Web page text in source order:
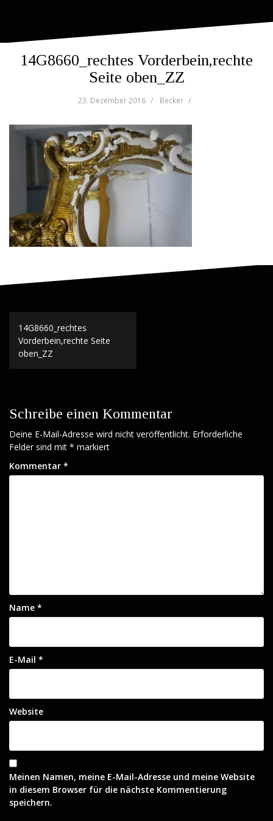
14G8660_rechtes Vorderbein,rechte
Seite oben_ZZ
23. Dezember 2016 Becker
Beitrags-
Navigation
14G8660_rechtes
Vorderbein,rechte Seite
oben_ZZ
Schreibe einen Kommentar
Deine E-Mail-Adresse wird nicht veröffentlicht. Erforderliche
Felder sind mit * markiert
Kommentar *
Name *
E-Mail *
Website
Meinen Namen, meine E-Mail-Adresse und meine Website
in diesem Browser für die nächste Kommentierung
speichern.